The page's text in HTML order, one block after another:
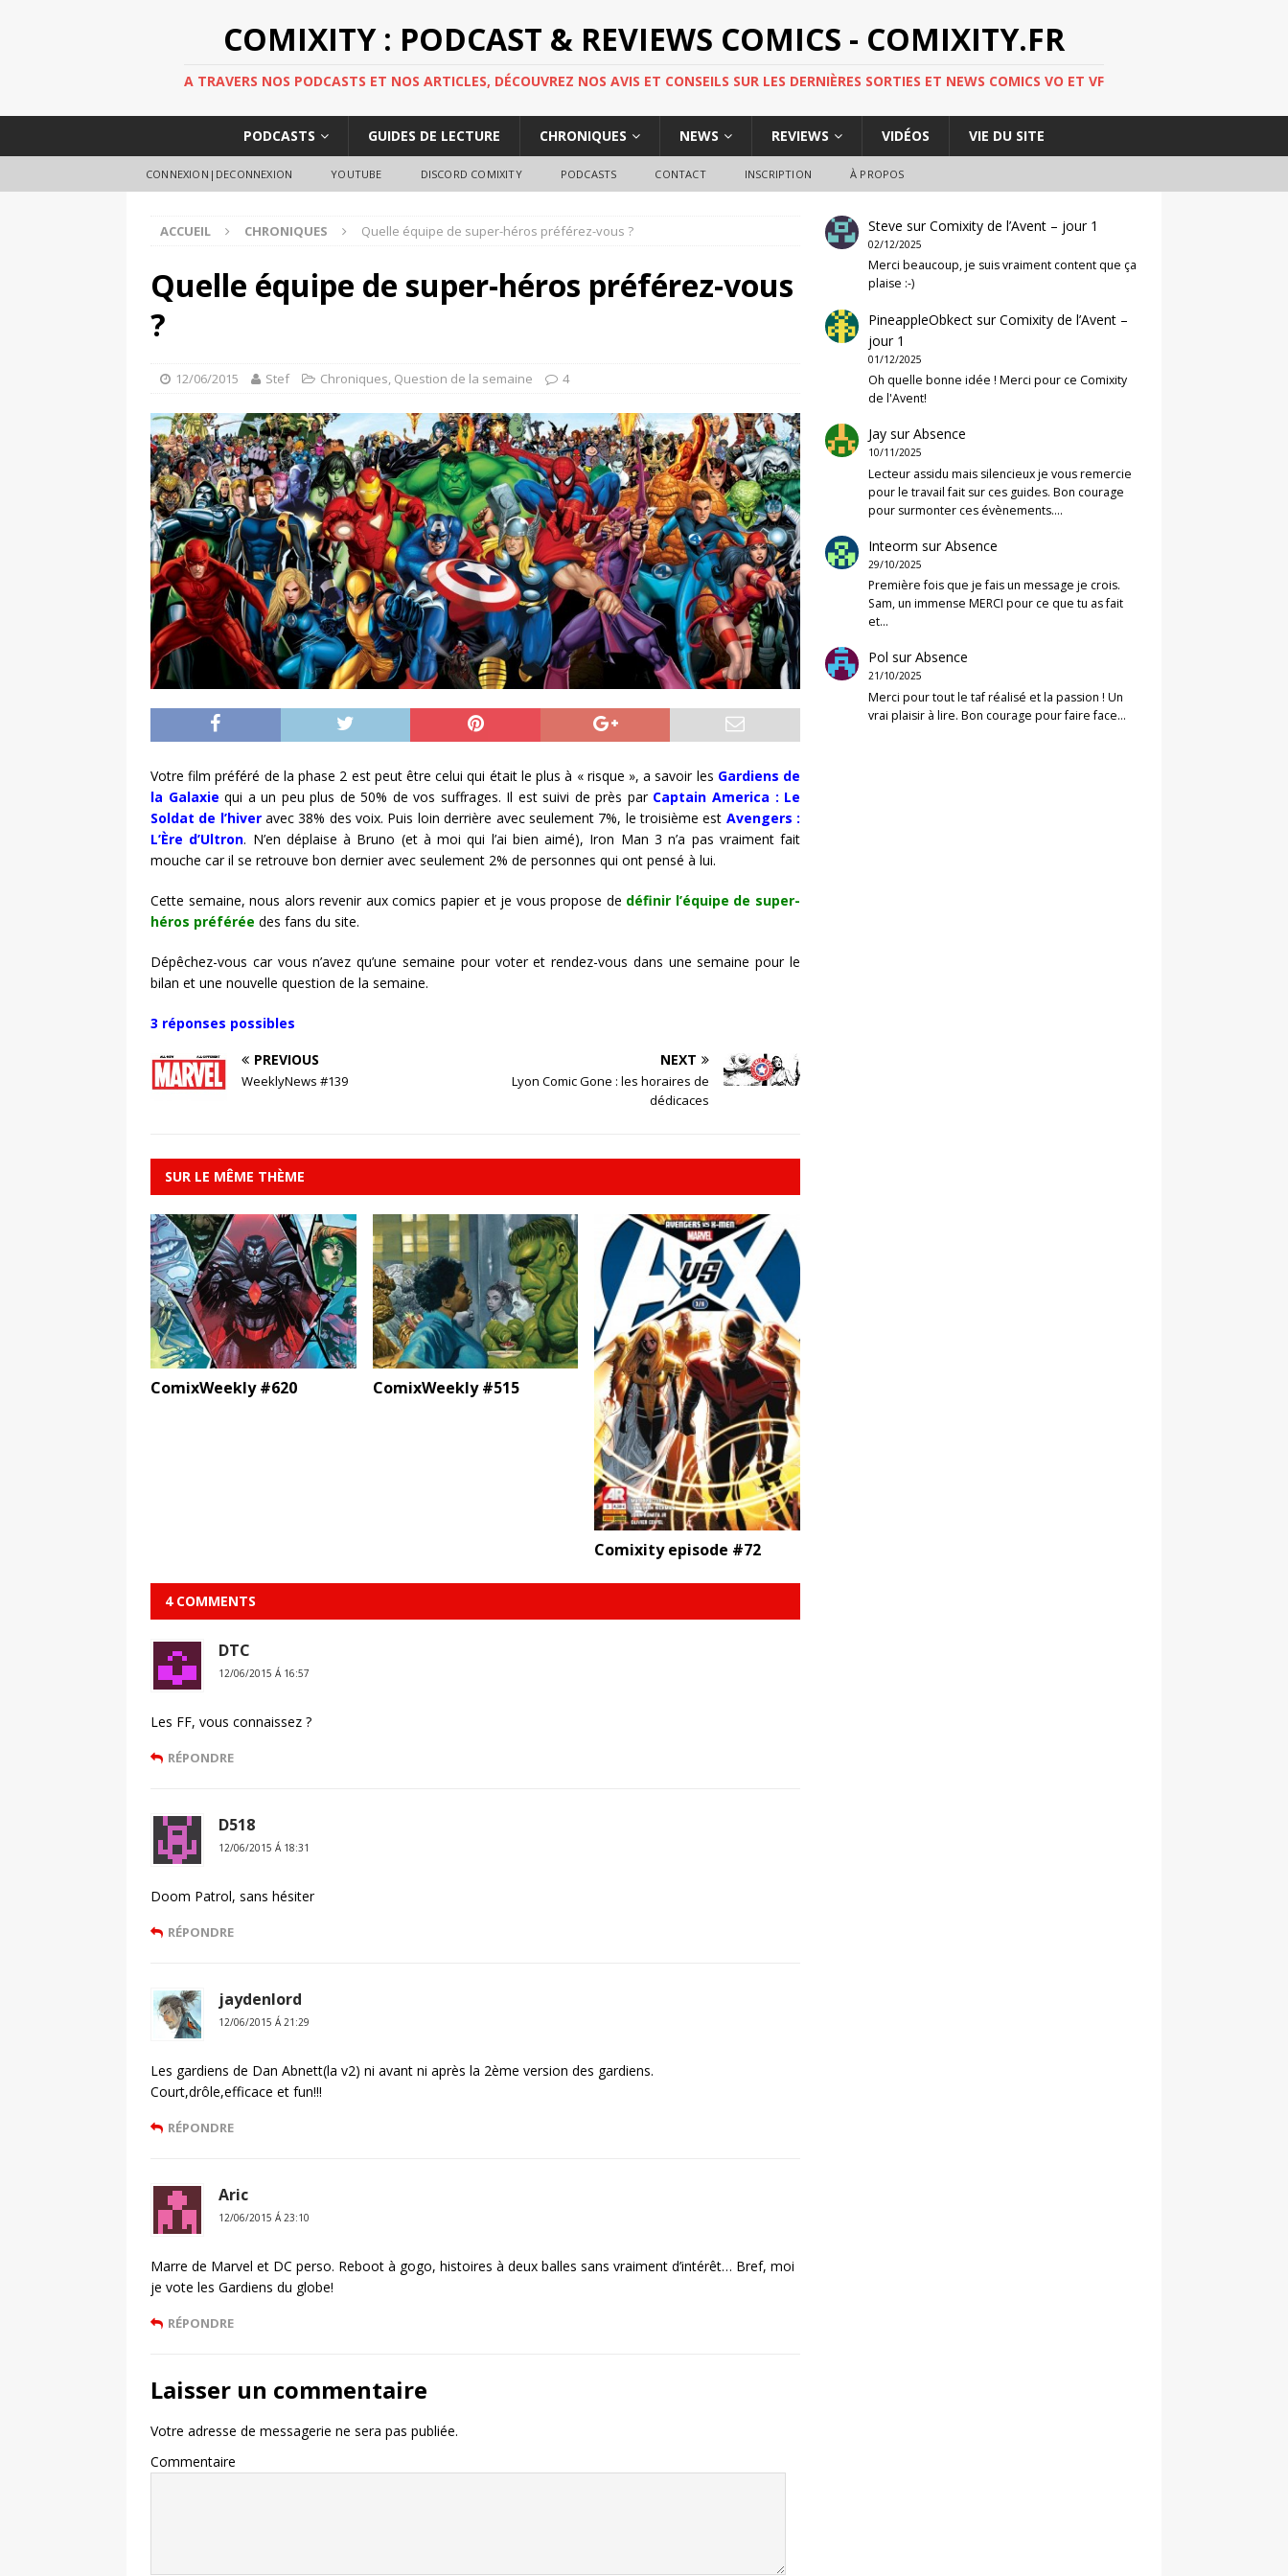
COMIXITY : PODCAST & REVIEWS COMICS - COMIXITY.FR
A TRAVERS NOS PODCASTS ET NOS ARTICLES, DÉCOUVREZ NOS AVIS ET CONSEILS SUR LES DERNIÈRES SORTIES ET NEWS COMICS VO ET VF
PODCASTS GUIDES DE LECTURE CHRONIQUES NEWS REVIEWS VIDÉOS VIE DU SITE
CONNEXION|DECONNEXION YOUTUBE DISCORD COMIXITY PODCASTS CONTACT INSCRIPTION À PROPOS
ACCUEIL CHRONIQUES Quelle équipe de super-héros préférez-vous ?
Quelle équipe de super-héros préférez-vous
?
12/06/2015 Stef Chroniques, Question de la semaine 4
Votre film préféré de la phase 2 est peut être celui qui était le plus à « risque », a savoir les Gardiens de
la Galaxie qui a un peu plus de 50% de vos suffrages. Il est suivi de près par Captain America : Le
Soldat de l’hiveravec 38% des voix. Puis loin derrière avec seulement 7%, le troisième est Avengers :
L’Ère d’Ultron. N’en déplaise à Bruno (et à moi qui l’ai bien aimé), Iron Man 3 n’a pas vraiment fait
mouche car il se retrouve bon dernier avec seulement 2% de personnes qui ont pensé à lui.
Cette semaine, nous alors revenir aux comics papier et je vous propose de définir l’équipe de super-
héros préférée des fans du site.
Dépêchez-vous car vous n’avez qu’une semaine pour voter et rendez-vous dans une semaine pour le
bilan et une nouvelle question de la semaine.
3 réponses possibles
PREVIOUS
WeeklyNews #139
NEXT
Lyon Comic Gone : les horaires de
dédicaces
SUR LE MÊME THÈME
ComixWeekly #620 ComixWeekly #515
Comixity episode #72
4 COMMENTS
DTC
12/06/2015 Á 16:57
Les FF, vous connaissez ?
RÉPONDRE
D518
12/06/2015 Á 18:31
Doom Patrol, sans hésiter
RÉPONDRE
jaydenlord
12/06/2015 Á 21:29
Les gardiens de Dan Abnett(la v2) ni avant ni après la 2ème version des gardiens.
Court,drôle,efficace et fun!!!
RÉPONDRE
Aric
12/06/2015 Á 23:10
Marre de Marvel et DC perso. Reboot à gogo, histoires à deux balles sans vraiment d’intérêt… Bref, moi
je vote les Gardiens du globe!
RÉPONDRE
Laisser un commentaire
Votre adresse de messagerie ne sera pas publiée.
Commentaire
Steve surComixity de l’Avent – jour 1
02/12/2025
Merci beaucoup, je suis vraiment content que ça
plaise :-)
PineappleObkect surComixity de l’Avent –
jour 1
01/12/2025
Oh quelle bonne idée ! Merci pour ce Comixity
de l'Avent!
Jay surAbsence
10/11/2025
Lecteur assidu mais silencieux je vous remercie
pour le travail fait sur ces guides. Bon courage
pour surmonter ces évènements.…
Inteorm surAbsence
29/10/2025
Première fois que je fais un message je crois.
Sam, un immense MERCI pour ce que tu as fait
et…
Pol surAbsence
21/10/2025
Merci pour tout le taf réalisé et la passion ! Un
vrai plaisir à lire. Bon courage pour faire face…